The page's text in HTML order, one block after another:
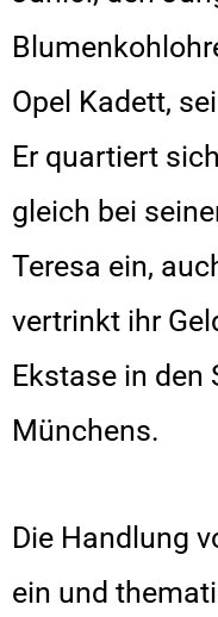
Opel Kadett,
Er quartiert
gleich bei
Teresa ein,
vertrinkt ihr
Ekstase in den
Münchens.
Die Handlung
ein und